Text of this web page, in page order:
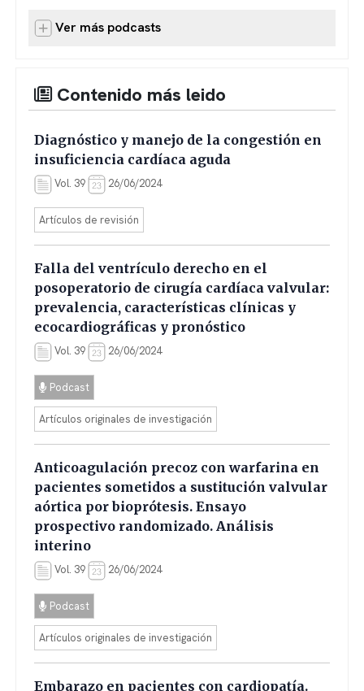
Ver más podcasts
Contenido más leido
Diagnóstico y manejo de la congestión en
insuficiencia cardíaca aguda
Vol. 39 26/06/2024
Artículos de revisión
Falla del ventrículo derecho en el
posoperatorio de cirugía cardíaca valvular:
prevalencia, características clínicas y
ecocardiográficas y pronóstico
Vol. 39 26/06/2024
Podcast
Artículos originales de investigación
Anticoagulación precoz con warfarina en
pacientes sometidos a sustitución valvular
aórtica por bioprótesis. Ensayo
prospectivo randomizado. Análisis
interino
Vol. 39 26/06/2024
Podcast
Artículos originales de investigación
Embarazo en pacientes con cardiopatía.